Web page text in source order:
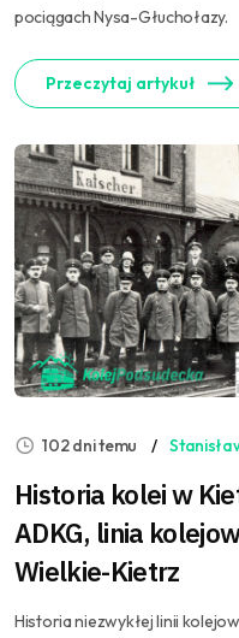
pociągach Nysa-Głuchołazy.
Przeczytaj artykuł
102 dni temu
Historia kolei w
ADKG, linia
Wielkie-Kietrz
Historia niezwykłej linii